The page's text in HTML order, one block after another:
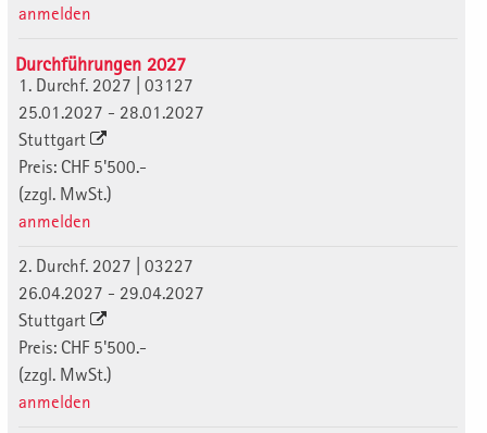
anmelden
Durchführungen 2027
1. Durchf. 2027 | 03127
25.01.2027 - 28.01.2027
Stuttgart
Preis: CHF 5'500.-
(zzgl. MwSt.)
anmelden
2. Durchf. 2027 | 03227
26.04.2027 - 29.04.2027
Stuttgart
Preis: CHF 5'500.-
(zzgl. MwSt.)
anmelden